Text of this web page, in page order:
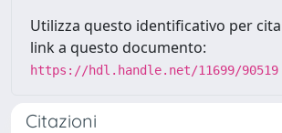
Utilizza questo identificativo per
link a questo documento:
https://hdl.handle.net/11699/90519
Citazioni